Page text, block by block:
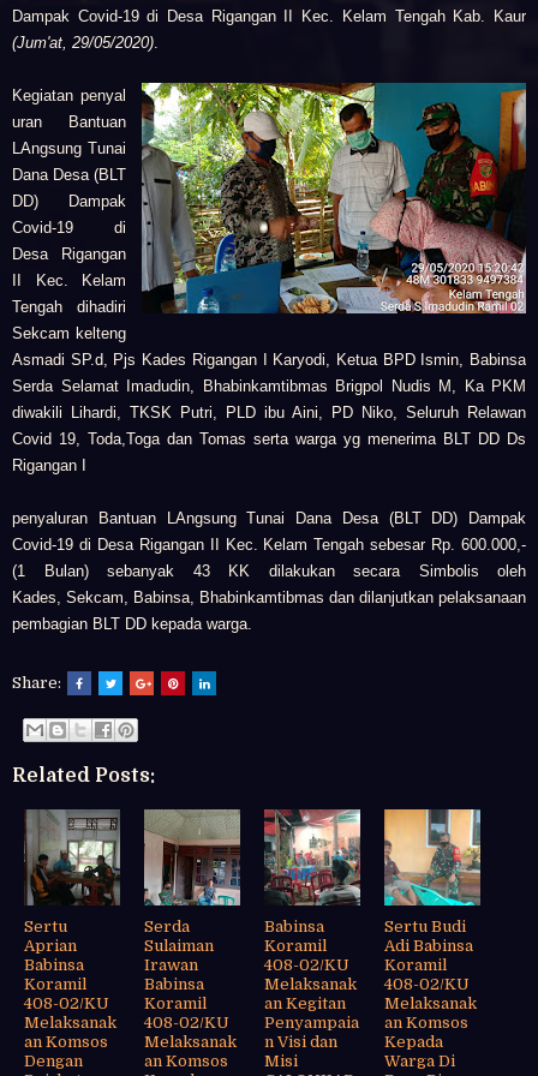
Dampak Covid-19 di Desa Rigangan II Kec. Kelam Tengah Kab. Kaur
(Jum'at, 29/05/2020).
Kegiatan penyal
uran Bantuan
LAngsung Tunai
Dana Desa (BLT
DD) Dampak
Covid-19 di
Desa Rigangan
II Kec. Kelam
Tengah dihadiri
Sekcam kelteng
Asmadi SP.d, Pjs Kades Rigangan I Karyodi, Ketua BPD Ismin, Babinsa
Serda Selamat Imadudin,
Bhabinkamtibmas Brigpol Nudis M,
Ka PKM
diwakili Lihardi, TKSK Putri, PLD ibu Aini, PD Niko, Seluruh Relawan
Covid 19, Toda,Toga dan Tomas serta wargayg menerima BLT DD Ds
Rigangan I
penyaluran Bantuan LAngsung Tunai Dana Desa (BLT DD) Dampak
Covid-19 di Desa Rigangan II Kec. Kelam Tengahsebesar Rp. 600.000,-
(1 Bulan) sebanyak 43 KK dilakukan secara Simbolis oleh
Kades, Sekcam, Babinsa, Bhabinkamtibmas dan dilanjutkan pelaksanaan
pembagian BLT DD kepada warga.
Share:
Related Posts:
Sertu
Aprian
Babinsa
Koramil
408-02/KU
Melaksanak
an Komsos
Dengan
Serda
Sulaiman
Irawan
Babinsa
Koramil
408-02/KU
Melaksanak
an Komsos
Babinsa
Koramil
408-02/KU
Melaksanak
an Kegitan
Penyampaia
n Visi dan
Misi
Sertu Budi
Adi Babinsa
Koramil
408-02/KU
Melaksanak
an Komsos
Kepada
Warga Di